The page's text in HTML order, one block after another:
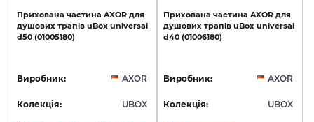
Прихована частина AXOR для
душових трапів uBox universal
d50 (01005180)
Виробник: AXOR
Колекція: UBOX
Прихована частина AXOR для
душових трапів uBox universal
d40 (01006180)
Виробник: AXOR
Колекція: UBOX